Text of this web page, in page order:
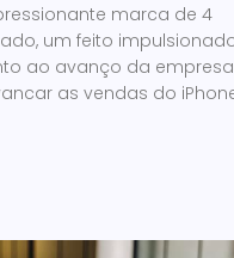
marca de 4
um feito
ao avanço da empresa
as vendas do